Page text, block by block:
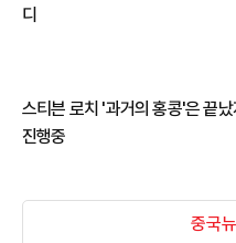
디
스티븐 로치 '과거의 홍콩'은 끝
진행중
중국